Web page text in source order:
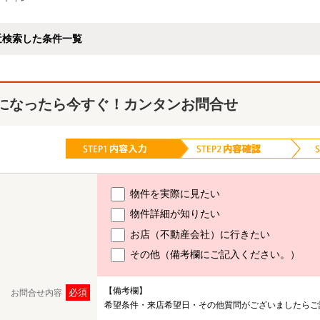
検索した条件一覧
なったら今すぐ！カンタンお問合せ
お問合せ内容 必須
物件を実際に見たい
物件詳細が知りたい
お店（不動産会社）に行きたい
その他（備考欄にご記入ください。）
【備考欄】
希望条件・来店希望日・その他質問がございましたら